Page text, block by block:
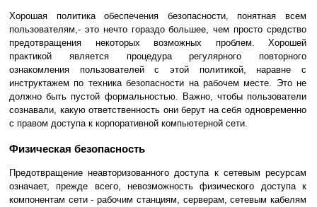
Хорошая политика обеспечения безопасности, понятная всем
пользователям,- это нечто гораздо большее, чем просто средство
предотвращения некоторых возможных проблем. Хорошей
практикой является процедура регулярного повторного
ознакомления пользователей с этой политикой, наравне с
инструктажем по техника безопасности на рабочем месте. Это не
должно быть пустой формальностью. Важно, чтобы пользователи
сознавали, какую ответственность они берут на себя одновременно
с правом доступа к корпоративной компьютерной сети.
Физическая безопасность
Предотвращение неавторизованного доступа к сетевым ресурсам
означает, прежде всего, невозможность физического доступа к
компонентам сети - рабочим станциям, серверам, сетевым кабелям